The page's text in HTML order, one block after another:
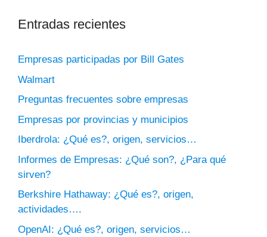
Entradas recientes
Empresas participadas por Bill Gates
Walmart
Preguntas frecuentes sobre empresas
Empresas por provincias y municipios
Iberdrola: ¿Qué es?, origen, servicios…
Informes de Empresas: ¿Qué son?, ¿Para qué
sirven?
Berkshire Hathaway: ¿Qué es?, origen,
actividades….
OpenAI: ¿Qué es?, origen, servicios…